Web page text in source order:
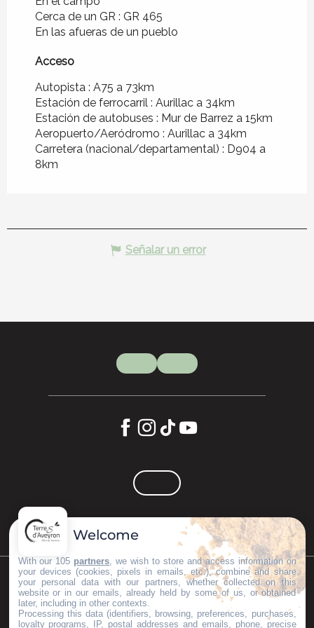
Cerca de un GR : GR 465
En las afueras de un pueblo
Acceso
Acceso
Autopista : A75 a 73km
Estación de ferrocarril : Aurillac a 34km
Estación de autobuses : Mur de Barrez a 15km
Aeropuerto/Aeródromo : Aurillac a 34km
Carretera (nacional/departamental) : D904 a
8km
Señalar un error
©Copyright 2023 Mentions légalesPartenaires
Welcome
With our 105 partners , we wish to store and access information on
your devices (cookies, pixels in emails, etc.), combine and share
your personal data with our partners, whether collected on this
website or in our emails, already held by some of us, or obtained
later, including in other contexts.
Processing this data (identifiers, browsing, preferences, purchases,
loyalty programs, IP, postal addresses and emails, phone, precise